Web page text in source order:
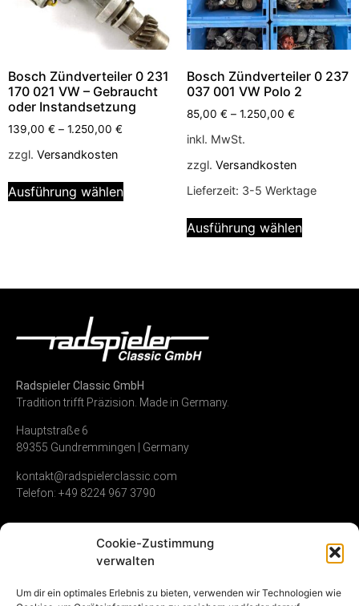
Cookie-Zustimmung
verwalten
Um dir ein optimales Erlebnis zu bieten, verwenden wir Technologien wie
Bosch Zündverteiler 0 231
170 021 VW – Gebraucht
oder Instandsetzung
139,00 € – 1.250,00 €
zzgl. Versandkosten
Ausführung wählen
Bosch Zündverteiler 0 237
037 001 VW Polo 2
85,00 € – 1.250,00 €
inkl. MwSt.
zzgl. Versandkosten
Lieferzeit: 3-5 Werktage
Ausführung wählen
Radspieler Classic GmbH
Tradition trifft Präzision. Made in Germany.
Hauptstraße 6
89355 Gundremmingen | Germany
kontakt@radspielerclassic.com
Telefon: +49 8224 967 3790
Zündverteiler
Service & Reparatur
Shop
Allgemeine
Kontakt